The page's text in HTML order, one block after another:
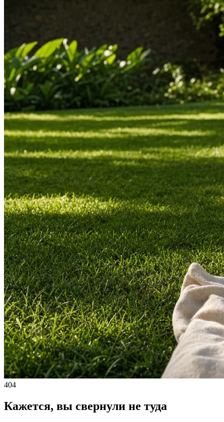
404
Кажется, вы свернули не туда